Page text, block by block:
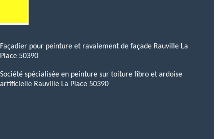
Façadier pour peinture et ravalement de façade Rauville La
Place 50390
Société spécialisée en peinture sur toiture fibro et ardoise
artificielle Rauville La Place 50390